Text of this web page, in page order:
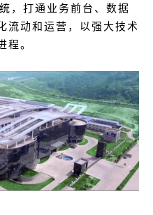
，打通业务前台、数据
流动和运营，以强大技术
程。